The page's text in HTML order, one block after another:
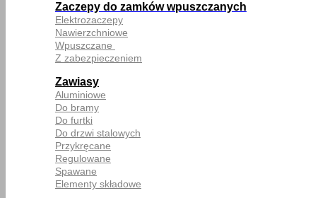
Zaczepy do zamków wpuszczanych
Elektrozaczepy
Nawierzchniowe
Wpuszczane
Z zabezpieczeniem
Zawiasy
Aluminiowe
Do bramy
Do furtki
Do drzwi stalowych
Przykręcane
Regulowane
Spawane
Elementy składowe